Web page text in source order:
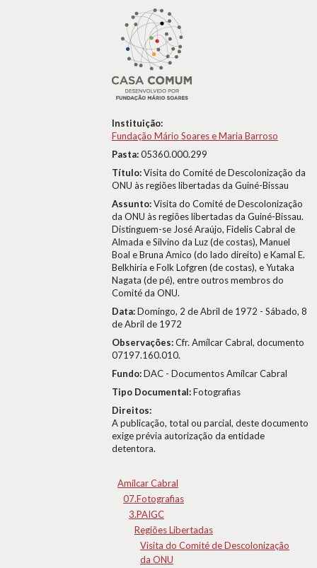
Instituição:
Fundação Mário Soares e Maria Barroso
Pasta:05360.000.299
Título:Visita do Comité de Descolonização da
ONU às regiões libertadas da Guiné-Bissau
Assunto:Visita do Comité de Descolonização
da ONU às regiões libertadas da Guiné-Bissau.
Distinguem-se José Araújo, Fidelis Cabral de
Almada e Silvino da Luz (de costas), Manuel
Boal e Bruna Amico (do lado direito) e Kamal E.
Belkhiria e Folk Lofgren (de costas), e Yutaka
Nagata (de pé), entre outros membros do
Comité da ONU.
Data:Domingo, 2 de Abril de 1972 - Sábado, 8
de Abril de 1972
Observações:Cfr. Amílcar Cabral, documento
07197.160.010.
Fundo:DAC - Documentos Amílcar Cabral
Tipo Documental:Fotografias
Direitos:
A publicação, total ou parcial, deste documento
exige prévia autorização da entidade
detentora.
Amílcar Cabral
07.Fotografias
3.PAIGC
Regiões Libertadas
Visita do Comité de Descolonização
da ONU